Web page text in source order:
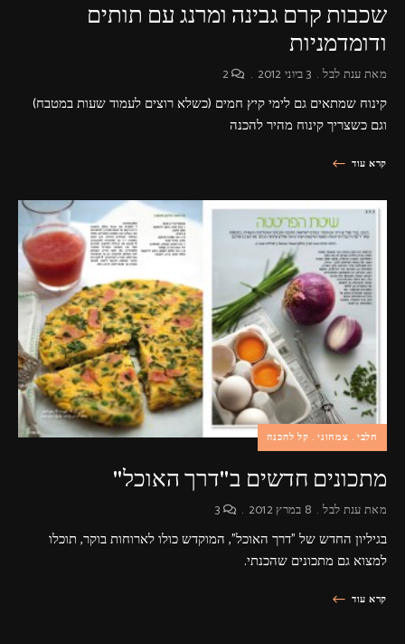
שכבות קרם גבינה ומרנג עם תותים
ודומדמניות
מאתענת לבל 3 ביוני 2012 2
קינוח שמתאים גם לימי קיץ חמים (כשלא רוצים לעמוד שעות במטבח)
וגם כשצריך קינוח מהיר להכנה
קרא עוד
חלבי צמחוני קל להכנה
מתכונים חדשים ב"דרך האוכל"
מאתענת לבל 8 במרץ 2012
בגיליון החדש של "דרך האוכל", המוקדש כולו לארוחות בוקר, תוכלו
למצוא גם מתכונים שהכנתי.
קרא עוד